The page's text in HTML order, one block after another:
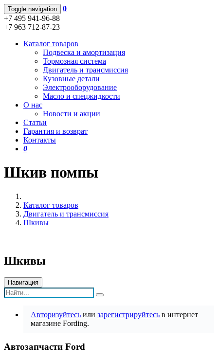
Toggle navigation
0
+7 495 941-96-88
+7 963 712-87-23
Каталог товаров
Подвеска и амортизация
Тормозная система
Двигатель и трансмиссия
Кузовные детали
Электрооборудование
Масло и спецжидкости
О нас
Новости и акции
Статьи
Гарантия и возврат
Контакты
0
Шкив помпы
Каталог товаров
Двигатель и трансмиссия
Шкивы
Шкивы
Навигация
Авторизуйтесь или зарегистрируйтесь в интернет
магазине Fording.
Автозапчасти Ford